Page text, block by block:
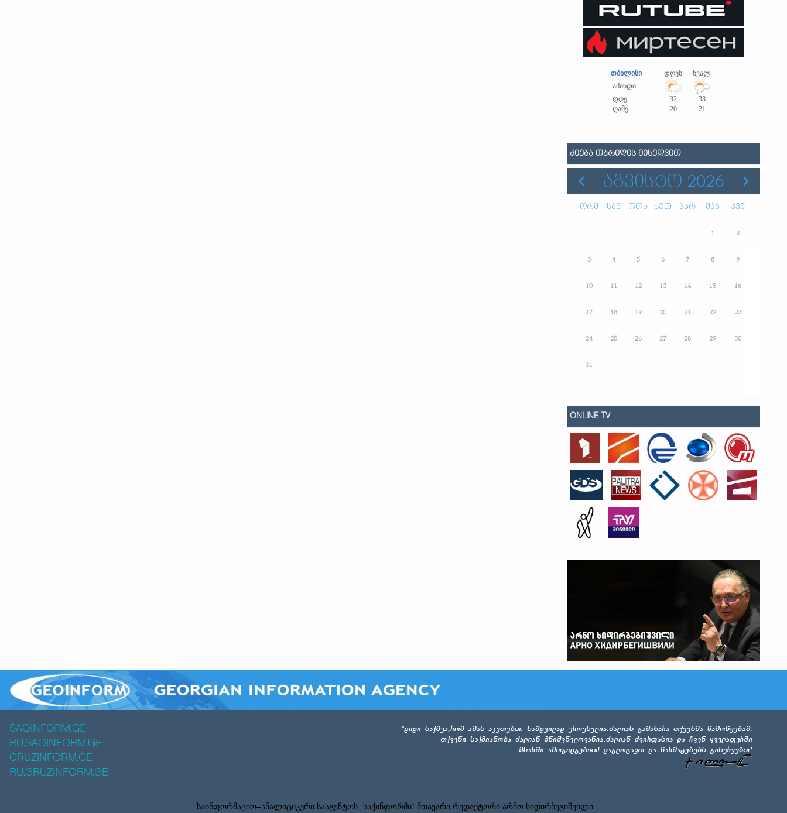
თბილისი დღეს
ხვალ
ამინდი
დღე
32
33
ღამე
20 21
ᲫᲘᲔᲑᲐ ᲗᲐᲠᲘᲦᲘᲡ ᲛᲘᲮᲔᲓᲕᲘᲗ
ᲐᲒᲕᲘᲡᲢᲝ 2026
ორშ სამ ოთხ ხუთ პარ შაბ კვი
1 2
3 4 5 6 7 8 9
10 11 12 13 14 15 16
17 18 19 20 21 22 23
24 25 26 27 28 29 30
31
ONLINE TV
SAQINFORM.GE
RU.SAQINFORM.GE
GRUZINFORM.GE
RU.GRUZINFORM.GE
საინფორმაციო–ანალიტიკური სააგენტოს „საქინფორმი” მთავარი რედაქტორი არნო ხიდირბეგიშვილი